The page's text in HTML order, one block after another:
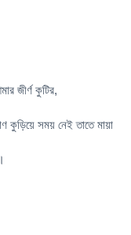
জীর্ণ কুটির,
কুড়িয়ে সময় নেই তাতে মায়া